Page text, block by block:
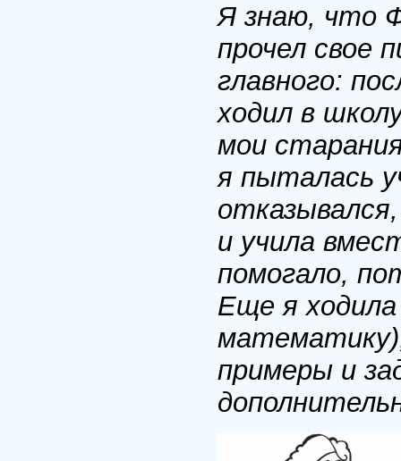
Я знаю, что
прочел свое
главного:
ходил в
мои
я пыталась
и учила
помогало,
Еще я ходила
примеры и